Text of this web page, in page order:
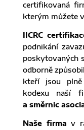
certifikovaná
kterým můžete
IICRC
podnikání
poskytovaných
odborně
kteří jsou
kodexu naší
a směrnic
Naše firma v